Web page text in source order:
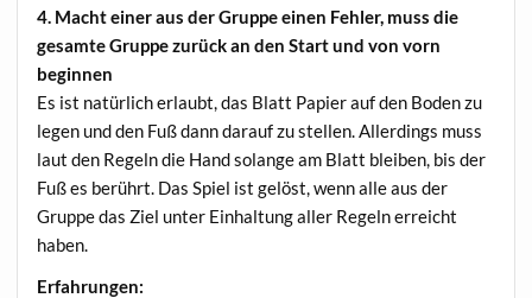
4. Macht einer aus der Grup­pe einen Feh­ler, muss die
gesam­te Grup­pe zurück an den Start und von vorn
beginnen
Es ist natür­lich erlaubt, das Blatt Papier auf den Boden zu
legen und den Fuß dann dar­auf zu stel­len. Aller­dings muss
laut den Regeln die Hand solan­ge am Blatt blei­ben, bis der
Fuß es berührt. Das Spiel ist gelöst, wenn alle aus der
Grup­pe das Ziel unter Ein­hal­tung aller Regeln erreicht
haben.
Erfah­run­gen: